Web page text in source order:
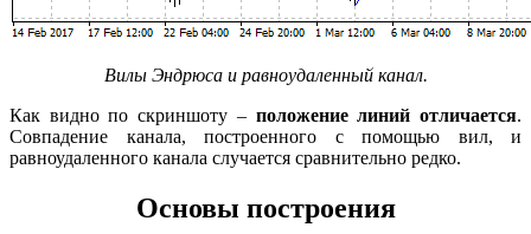
Вилы Эндрюса и равноудаленный канал.
Как видно по скриншоту – положение линий отличается.
Совпадение канала, построенного с помощью вил, и
равноудаленного канала случается сравнительно редко.
Основы построения